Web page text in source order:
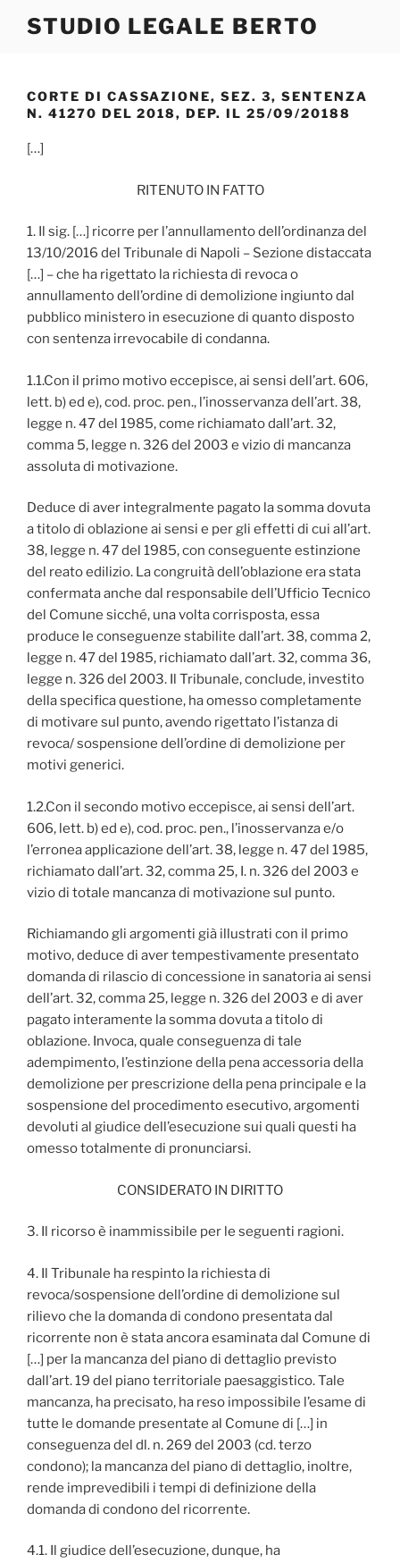
STUDIO LEGALE BERTO
CORTE DI CASSAZIONE, SEZ. 3, SENTENZA
N. 41270 DEL 2018, DEP. IL 25/09/20188
[…]
RITENUTO IN FATTO
1. Il sig. […] ricorre per l’annullamento dell’ordinanza del
13/10/2016 del Tribunale di Napoli – Sezione distaccata
[…] – che ha rigettato la richiesta di revoca o
annullamento dell’ordine di demolizione ingiunto dal
pubblico ministero in esecuzione di quanto disposto
con sentenza irrevocabile di condanna.
1.1.Con il primo motivo eccepisce, ai sensi dell’art. 606,
lett. b) ed e), cod. proc. pen., l’inosservanza dell’art. 38,
legge n. 47 del 1985, come richiamato dall’art. 32,
comma 5, legge n. 326 del 2003 e vizio di mancanza
assoluta di motivazione.
Deduce di aver integralmente pagato la somma dovuta
a titolo di oblazione ai sensi e per gli effetti di cui all’art.
38, legge n. 47 del 1985, con conseguente estinzione
del reato edilizio. La congruità dell’oblazione era stata
confermata anche dal responsabile dell’Ufficio Tecnico
del Comune sicché, una volta corrisposta, essa
produce le conseguenze stabilite dall’art. 38, comma 2,
legge n. 47 del 1985, richiamato dall’art. 32, comma 36,
legge n. 326 del 2003. Il Tribunale, conclude, investito
della specifica questione, ha omesso completamente
di motivare sul punto, avendo rigettato l’istanza di
revoca/ sospensione dell’ordine di demolizione per
motivi generici.
1.2.Con il secondo motivo eccepisce, ai sensi dell’art.
606, lett. b) ed e), cod. proc. pen., l’inosservanza e/o
l’erronea applicazione dell’art. 38, legge n. 47 del 1985,
richiamato dall’art. 32, comma 25, I. n. 326 del 2003 e
vizio di totale mancanza di motivazione sul punto.
Richiamando gli argomenti già illustrati con il primo
motivo, deduce di aver tempestivamente presentato
domanda di rilascio di concessione in sanatoria ai sensi
dell’art. 32, comma 25, legge n. 326 del 2003 e di aver
pagato interamente la somma dovuta a titolo di
oblazione. Invoca, quale conseguenza di tale
adempimento, l’estinzione della pena accessoria della
demolizione per prescrizione della pena principale e la
sospensione del procedimento esecutivo, argomenti
devoluti al giudice dell’esecuzione sui quali questi ha
omesso totalmente di pronunciarsi.
CONSIDERATO IN DIRITTO
3. Il ricorso è inammissibile per le seguenti ragioni.
4. Il Tribunale ha respinto la richiesta di
revoca/sospensione dell’ordine di demolizione sul
rilievo che la domanda di condono presentata dal
ricorrente non è stata ancora esaminata dal Comune di
[…] per la mancanza del piano di dettaglio previsto
dall’art. 19 del piano territoriale paesaggistico. Tale
mancanza, ha precisato, ha reso impossibile l’esame di
tutte le domande presentate al Comune di […] in
conseguenza del dl. n. 269 del 2003 (cd. terzo
condono); la mancanza del piano di dettaglio, inoltre,
rende imprevedibili i tempi di definizione della
domanda di condono del ricorrente.
4.1. Il giudice dell’esecuzione, dunque, ha